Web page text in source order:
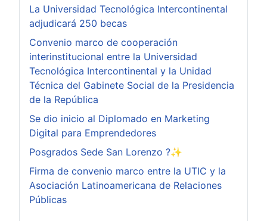
La Universidad Tecnológica Intercontinental
adjudicará 250 becas
Convenio marco de cooperación
interinstitucional entre la Universidad
Tecnológica Intercontinental y la Unidad
Técnica del Gabinete Social de la Presidencia
de la República
Se dio inicio al Diplomado en Marketing
Digital para Emprendedores
Posgrados Sede San Lorenzo ?✨
Firma de convenio marco entre la UTIC y la
Asociación Latinoamericana de Relaciones
Públicas